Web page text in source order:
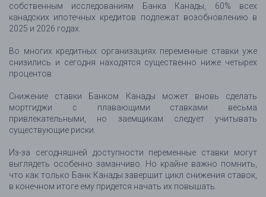
собственным исследованиям Банка Канады, 60% всех
канадских ипотечных кредитов подлежат возобновлению в
2025 и 2026 годах.
Во многих кредитных организациях переменные ставки уже
снизились и сегодня находятся существенно ниже четырех
процентов.
Снижение ставки Банком Канады может вновь сделать
мортгиджи с плавающими ставками весьма
привлекательными, но заемщикам следует учитывать
существующие риски.
Из-за сегодняшней доступности переменные ставки могут
выглядеть особенно заманчиво. Но крайне важно помнить,
что как только Банк Канады завершит цикл снижения ставок,
в конечном итоге ему придется начать их повышать.